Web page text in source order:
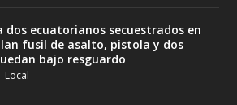
dos ecuatorianos secuestrados en
fusil de asalto, pistola y dos
bajo resguardo
Local